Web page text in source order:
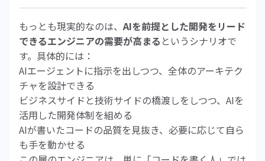
もっとも現実的なのは、AIを前提とした開発をリード
できるエンジニアの需要が高まる というシナリオで
す。具体的には：
AIエージェントに指示を出しつつ、全体のアーキテク
チャを設計できる
ビジネスサイドと技術サイドの橋渡しをしつつ、AIを
活用した開発体制を組める
AIが書いたコードの品質を見抜き、必要に応じて自ら
も手を動かせる